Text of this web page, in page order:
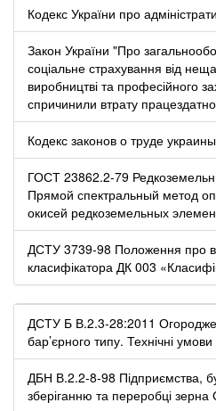
Кодекс України про
Закон України "Про
соціальне страхування від
виробництві та професійного
спричинили втрату
Кодекс законов о труде украины
ГОСТ 23862.2-79
Прямой спектральный метод
окисей редкоземельных
ДСТУ 3739-98 Положення про
класифікатора ДК 003
ДСТУ Б В.2.3-28:2011
бар’єрного типу. Технічні
ДБН В.2.2-8-98 Підприємства,
зберіганню та переробці